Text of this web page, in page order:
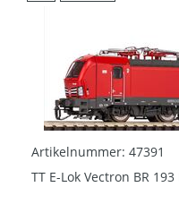
Artikelnummer: 47391
TT E-Lok Vectron BR 193